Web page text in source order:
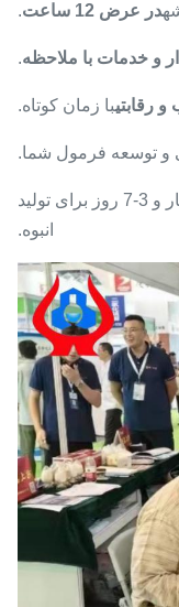
در عرض 12 ساعت .
و خدمات با ملاحظه.
رقابتیبا زمان کوتاه.
و توسعه فرمول شما.
: تدارکات سریع نمونه در انبار و 3-7 روز برای تولید
انبوه.